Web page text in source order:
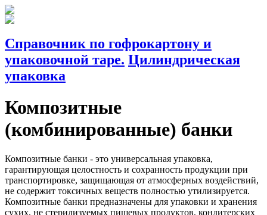
Справочник по гофрокартону и
упаковочной таре. Цилиндрическая
упаковка
Композитные
(комбинированные) банки
Композитные банки - это универсальная упаковка,
гарантирующая целостность и сохранность продукции при
транспортировке, защищающая от атмосферных воздействий,
не содержит токсичных веществ полностью утилизируется.
Композитные банки предназначены для упаковки и хранения
сухих, не стерилизуемых пищевых продуктов, кондитерских